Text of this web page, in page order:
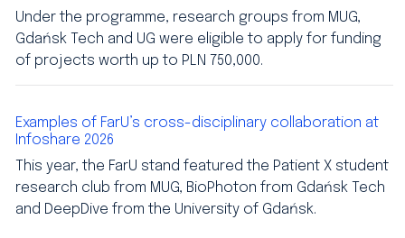
Under the programme, research groups from MUG,
Gdańsk Tech and UG were eligible to apply for funding
of projects worth up to PLN 750,000.
Examples of FarU’s cross-disciplinary collaboration at
Infoshare 2026
This year, the FarU stand featured the Patient X student
research club from MUG, BioPhoton from Gdańsk Tech
and DeepDive from the University of Gdańsk.